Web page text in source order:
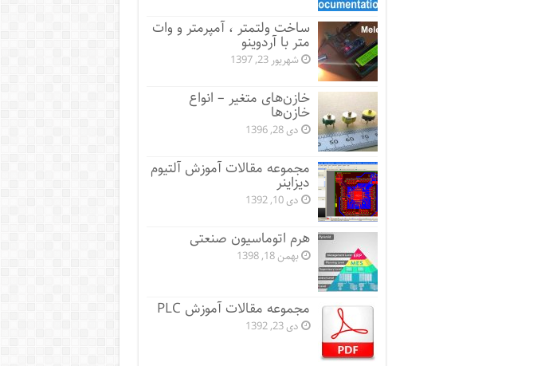
ساخت ولتمتر ، آمپرمتر و وات
متر با آردوینو
شهریور 23, 1397
خازن‌های متغیر – انواع
خازن‌ها
دی 28, 1396
مجموعه مقالات آموزش آلتیوم
دیزاینر
دی 10, 1392
هرم اتوماسیون صنعتی
بهمن 18, 1398
مجموعه مقالات آموزش PLC
دی 23, 1392